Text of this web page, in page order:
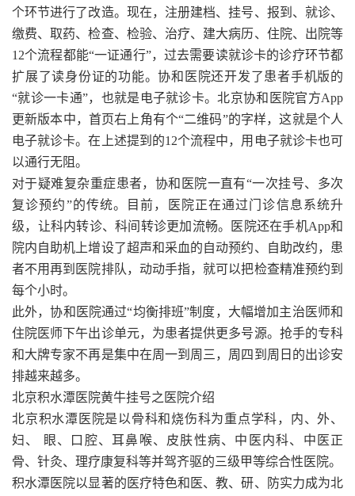
个环节进行了改造。现在，注册建档、挂号、报到、就诊、
缴费、取药、检查、检验、治疗、建大病历、住院、出院等
12个流程都能“一证通行”，过去需要读就诊卡的诊疗环节都
扩展了读身份证的功能。协和医院还开发了患者手机版的
“就诊一卡通”，也就是电子就诊卡。北京协和医院官方App
更新版本中，首页右上角有个“二维码”的字样，这就是个人
电子就诊卡。在上述提到的12个流程中，用电子就诊卡也可
以通行无阻。
对于疑难复杂重症患者，协和医院一直有“一次挂号、多次
复诊预约”的传统。目前，医院正在通过门诊信息系统升
级，让科内转诊、科间转诊更加流畅。医院还在手机App和
院内自助机上增设了超声和采血的自动预约、自助改约，患
者不用再到医院排队，动动手指，就可以把检查精准预约到
每个小时。
此外，协和医院通过“均衡排班”制度，大幅增加主治医师和
住院医师下午出诊单元，为患者提供更多号源。抢手的专科
和大牌专家不再是集中在周一到周三，周四到周日的出诊安
排越来越多。
北京积水潭医院黄牛挂号之医院介绍
北京积水潭医院是以骨科和烧伤科为重点学科，内、外、
妇、 眼、口腔、耳鼻喉、皮肤性病、中医内科、中医正
骨、针灸、理疗康复科等并驾齐驱的三级甲等综合性医院。
积水潭医院以显著的医疗特色和医、教、研、防实力成为北